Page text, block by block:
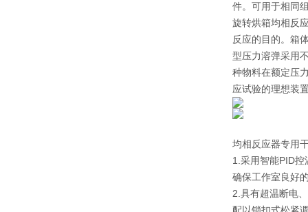
件。可用于相同
旋转烘箱均相反
反应的目的。箱
型压力溶弹采用
种物料在额定压
应试验的理想装
均相反应器专用
1.采用智能PID
确保工作室良好
2.具有超温断电